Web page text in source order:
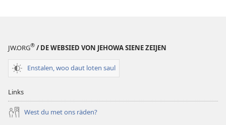
JW.ORG® / DE WEBSIED VON JEHOWA SIENE ZEIJEN
Enstalen, woo daut loten saul
Links
West du met ons räden?